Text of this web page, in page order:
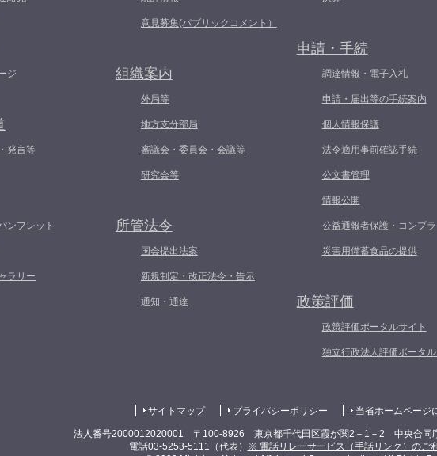
ジ
発言等
ンフレット
ラリー
意見募集(パブリックコメント）
組織案内
外局等
地方支分部局
審議会・委員会・会議等
研究会等
所管法令
国会提出法案
新規制定・改正法令・告示
通知・通達
申請・手続
調達情報・電子入札
申請・届出等の手続案内
個人情報保護
法令適用事前確認手続
公文書管理
情報公開
公益通報者保護・コンプ
災害用備蓄食品の提供
政策評価
政策評価ポータルサイト
独立行政法人評価ポータル
サイトマップ プライバシーポリシー 当省ホームページ
法人番号2000012020001 〒100-8926 東京都千代田区霞が関2－1－2 中央合同
電話03-5253-5111（代表）
※ 電話リレーサービス（手話リンク）のご